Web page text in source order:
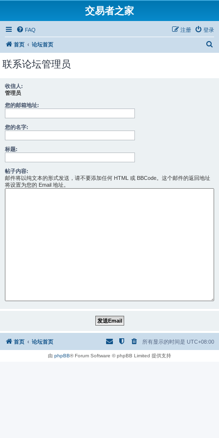
交易者之家
FAQ 登录
注册
首页 论坛首页
联系论坛管理员
收信人:
管理员
您的邮箱地址:
您的名字:
标题:
帖子内容:
邮件将以纯文本的形式发送，请不要添加任何 HTML 或 BBCode。这个邮件的返回地址
将设置为您的 Email 地址。
首页 论坛首页 所有显示的时间是 UTC+08:00
由 phpBB® Forum Software © phpBB Limited 提供支持